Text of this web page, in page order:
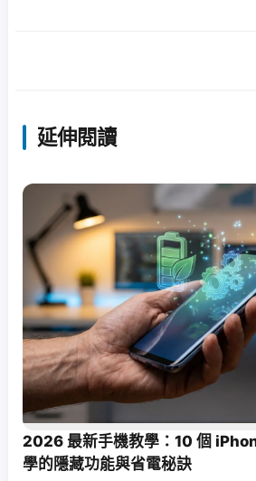
延伸閱讀
2026 最新手機教學：10 個
學的隱藏功能與省電秘訣